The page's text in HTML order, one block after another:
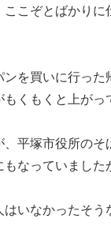
こぞとばかりに
を買いに行った
くもくと上がっ
平塚市役所のそ
なっていました
いなかったそう